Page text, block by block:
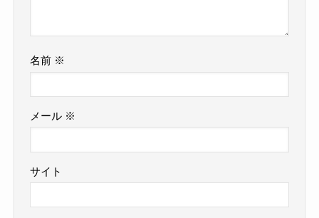
名前 ※
メール ※
サイト